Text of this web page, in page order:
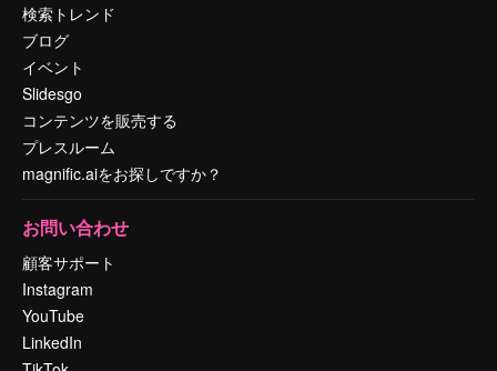
検索トレンド
ブログ
イベント
Slidesgo
コンテンツを販売する
プレスルーム
magnific.aiをお探しですか？
お問い合わせ
顧客サポート
Instagram
YouTube
LinkedIn